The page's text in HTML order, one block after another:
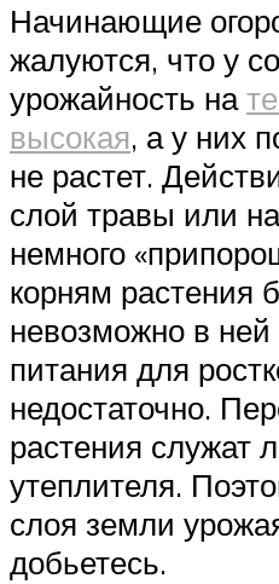
Начинающие
жалуются, что у
урожайность на
высокая, а у них
не растет.
слой травы или
немного
корням растения
невозможно в ней
питания для
недостаточно.
растения служат
утеплителя.
слоя земли
добьетесь.